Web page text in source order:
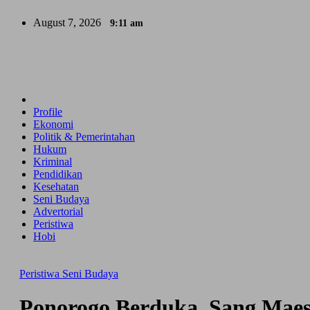
August 7, 2026 9:11 am
Profile
Ekonomi
Politik & Pemerintahan
Hukum
Kriminal
Pendidikan
Kesehatan
Seni Budaya
Advertorial
Peristiwa
Hobi
Peristiwa Seni Budaya